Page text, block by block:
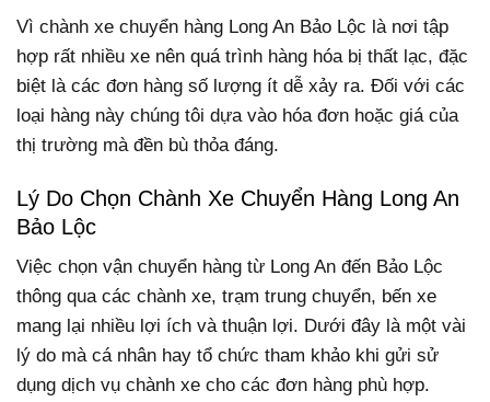
Vì chành xe chuyển hàng Long An Bảo Lộc là nơi tập
hợp rất nhiều xe nên quá trình hàng hóa bị thất lạc, đặc
biệt là các đơn hàng số lượng ít dễ xảy ra. Đối với các
loại hàng này chúng tôi dựa vào hóa đơn hoặc giá của
thị trường mà đền bù thỏa đáng.
Lý Do Chọn Chành Xe Chuyển Hàng Long An
Bảo Lộc
Việc chọn vận chuyển hàng từ Long An đến Bảo Lộc
thông qua các chành xe, trạm trung chuyển, bến xe
mang lại nhiều lợi ích và thuận lợi. Dưới đây là một vài
lý do mà cá nhân hay tổ chức tham khảo khi gửi sử
dụng dịch vụ chành xe cho các đơn hàng phù hợp.